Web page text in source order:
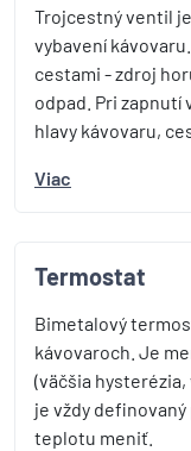
Trojcestný ventil
vybavení
cestami - zdroj
odpad. Pri zapnutí
hlavy kávovaru,
Viac
Termostat
Bimetalový
kávovaroch. Je
(väčšia
je vždy
teplotu meniť.